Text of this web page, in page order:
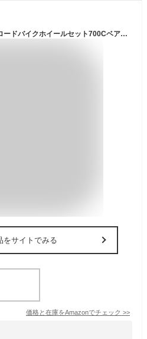
jklapin バイクホイールセットロードバイクホイールセット700Cベアリング超軽量ホイールホイールセットリム11スピードサポート1650g (黒緑)
をサイトでみる
価格と在庫をAmazonでチェック >>